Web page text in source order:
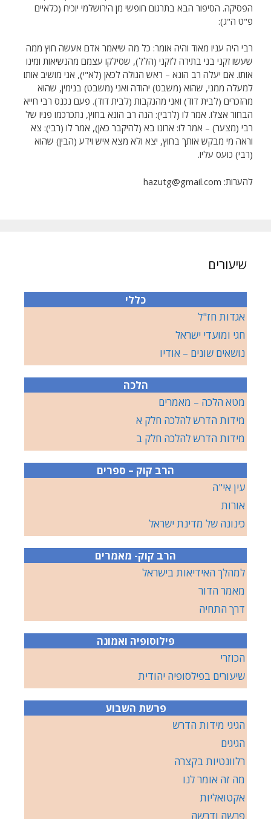
הפסיקה. הסיפור הבא בתרגום חופשי מן הירושלמי יוכיח (כלאיים
פ"ט ה"ג):
רבי היה עניו מאוד והיה אומר: כל מה שיאמר אדם אעשה חוץ ממה
שעשו זקני בני בתירה לזקני (הלל), שסילקו עצמם מהנשיאות ומינו
אותו. אם יעלה רב הונא – ראש הגולה לכאן (לא"י), אני מושיב אותו
למעלה ממני, שהוא (משבט) יהודה ואני (משבט) בנימין, שהוא
מהזכרים (לבית דוד) ואני מהנקבות (לבית דוד). פעם נכנס רבי חייא
הבחור אצלו. אמר לו (לרבי): הנה רב הונא בחוץ, נתכרכמו פניו של
רבי (מצער) – אמר לו: ארונו בא (להיקבר כאן), אמר לו (רבי): צא
וראה מי מבקש אותך בחוץ, יצא ולא מצא איש וידע (הבין) שהוא
(רבי) כועס עליו.
להערות: hazutg@gmail.com
שיעורים
כללי
אגדות חז"ל
חגי ומועדי ישראל
נושאים שונים – אודיו
הלכה
מטא הלכה – מאמרים
מידות הדרש להלכה חלק א
מידות הדרש להלכה חלק ב
הרב קוק – ספרים
עין אי"ה
אורות
כינונה של מדינת ישראל
הרב קוק- מאמרים
למהלך האידיאות בישראל
מאמר הדור
דרך התחיה
פילוסופיה ואמונה
הכוזרי
שיעורים בפילסופיה יהודית
פרשת השבוע
הגיגי מידות הדרש
הגיגים
רלוונטיות בקצרה
מה זה אומר לנו
אקטואליות
פרשה ודרשה